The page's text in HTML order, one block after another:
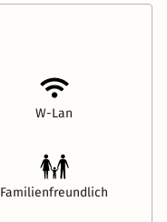
W-Lan
Familienfreundlich